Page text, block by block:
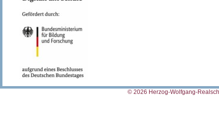
© 2026 Herzog-Wolfgang-